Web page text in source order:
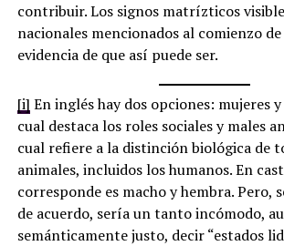
contribuir. Los signos matrízticos
nacionales mencionados al comienzo
evidencia de que así puede ser.
[i] En inglés hay dos opciones: mujeres
cual destaca los roles sociales y males
cual refiere a la distinción biológica de
animales, incluidos los humanos. En
corresponde es macho y hembra. Pero,
de acuerdo, sería un tanto incómodo,
semánticamente justo, decir “estados